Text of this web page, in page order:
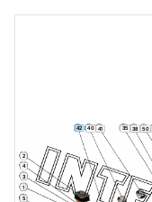
1
2
3
4
5
35 38
40 41
42 50